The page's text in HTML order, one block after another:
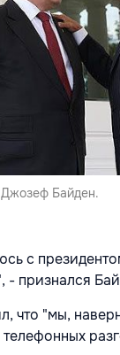
Байден.
с
- признался
что "мы,